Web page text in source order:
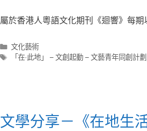
屬於香港人粵語文化期刊《迴響》每
文化藝術
「在‧此地」 – 文創起動 – 文藝青年同創計劃​
文學分享－《在地生